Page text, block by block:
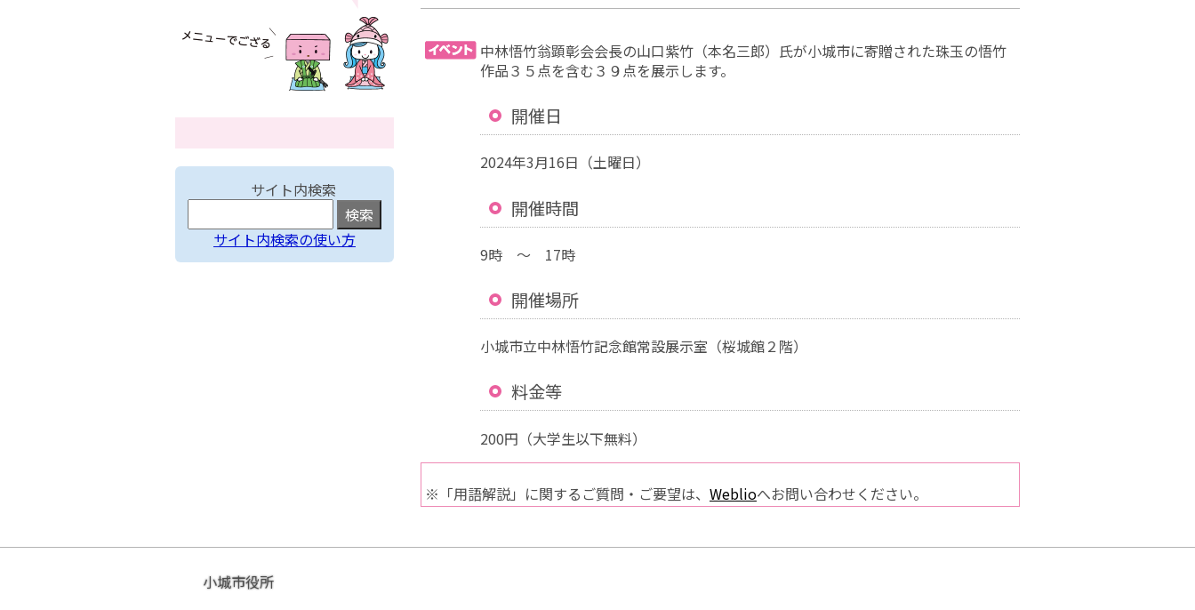
中林悟竹翁顕彰会会長の山口紫竹（本名三郎）氏が小城市に寄贈された珠玉の悟竹
作品３５点を含む３９点を展示します。
開催日
2024年3月16日（土曜日）
開催時間
9時 ～ 17時
開催場所
小城市立中林悟竹記念館常設展示室（桜城館２階）
料金等
200円（大学生以下無料）
※「用語解説」に関するご質問・ご要望は、 Weblioへお問い合わせください。
サイト内検索
サイト内検索の使い方
小城市役所